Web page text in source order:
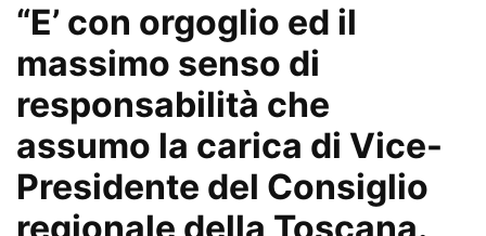
“E’ con orgoglio ed il
massimo senso di
responsabilità che
assumo la carica di Vice-
Presidente del Consiglio